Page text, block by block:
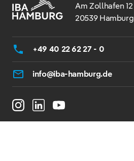
Am Zollhafen 12
20539 Hamburg
+49 40 22 62 27 - 0
info@iba-hamburg.de